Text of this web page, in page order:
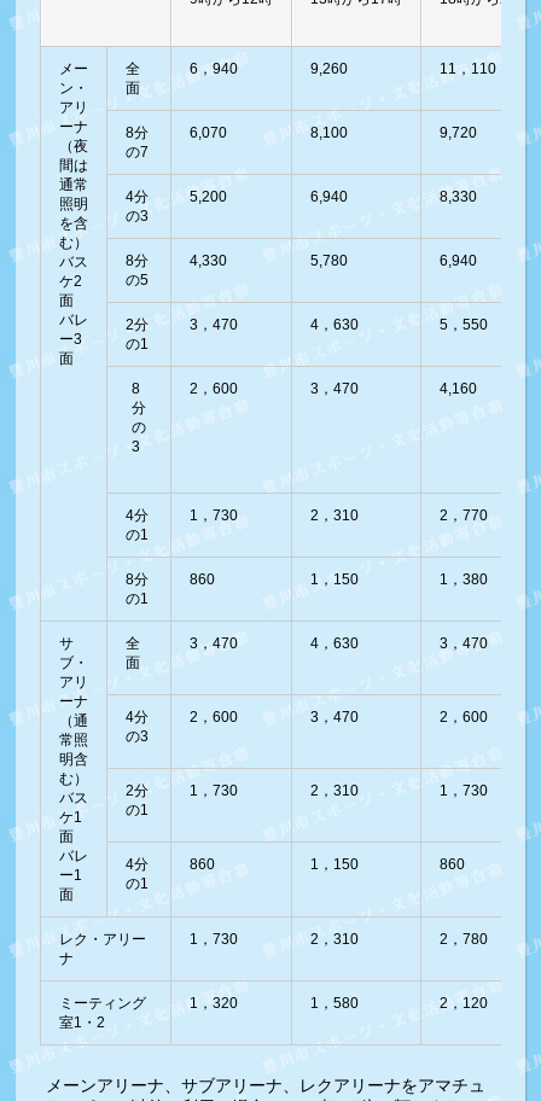
メー
ン・
アリ
ーナ
（夜
間は
通常
照明
を含
む）
バス
ケ2
面
バレ
ー3
面
全
面
6，940 9,260 11，110
8分
の7
6,070 8,100 9,720
4分
の3
5,200 6,940 8,330
8分
の5
4,330 5,780 6,940
2分
の1
3，470 4，630 5，550
8
分
の
3
2，600 3，470 4,160
4分
の1
1，730 2，310 2，770
8分
の1
860 1，150 1，380
サ
ブ・
アリ
ーナ
（通
常照
明含
む）
バス
ケ1
面
バレ
ー1
面
全
面
3，470 4，630 3，470
4分
の3
2，600 3，470 2，600
2分
の1
1，730 2，310 1，730
4分
の1
860 1，150 860
レク・アリー
ナ
1，730 2，310 2，780
ミーティング
室1・2
1，320 1，580 2，120
メーンアリーナ、サブアリーナ、レクアリーナをアマチュ